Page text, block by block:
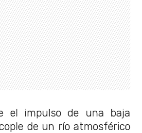
el impulso de una baja
de un río atmosférico